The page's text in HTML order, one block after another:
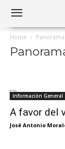
Home
Información General
A favor del
José Antonio